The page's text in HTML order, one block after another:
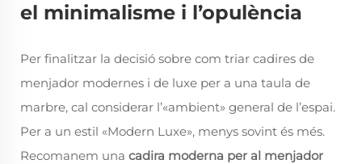
el minimalisme i l’opulència
Per finalitzar la decisió sobre com triar cadires de
menjador modernes i de luxe per a una taula de
marbre, cal considerar l’«ambient» general de l’espai.
Per a un estil «Modern Luxe», menys sovint és més.
Recomanem una cadira moderna per al menjador